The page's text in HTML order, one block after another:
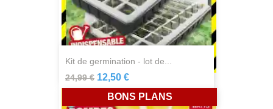
kit de germination - lot de...
24,99 € 12,50 €
BONS PLANS